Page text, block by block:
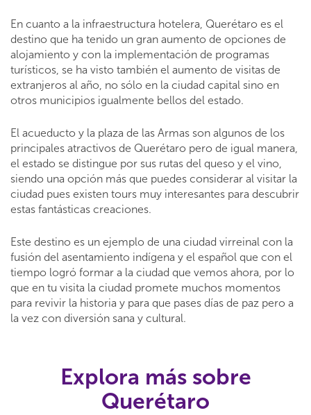
En cuanto a la infraestructura hotelera, Querétaro es el
destino que ha tenido un gran aumento de opciones de
alojamiento y con la implementación de programas
turísticos, se ha visto también el aumento de visitas de
extranjeros al año, no sólo en la ciudad capital sino en
otros municipios igualmente bellos del estado.
El acueducto y la plaza de las Armas son algunos de los
principales atractivos de Querétaro pero de igual manera,
el estado se distingue por sus rutas del queso y el vino,
siendo una opción más que puedes considerar al visitar la
ciudad pues existen tours muy interesantes para descubrir
estas fantásticas creaciones.
Este destino es un ejemplo de una ciudad virreinal con la
fusión del asentamiento indígena y el español que con el
tiempo logró formar a la ciudad que vemos ahora, por lo
que en tu visita la ciudad promete muchos momentos
para revivir la historia y para que pases días de paz pero a
la vez con diversión sana y cultural.
Explora más sobre
Querétaro